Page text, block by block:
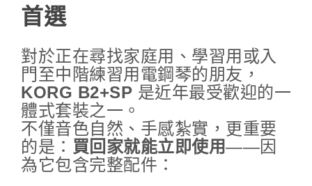
首選
對於正在尋找家庭用、學習用或入
門至中階練習用電鋼琴的朋友，
KORG B2+SP 是近年最受歡迎的一
體式套裝之一。
不僅音色自然、手感紮實，更重要
的是： 買回家就能立即使用——因
為它包含完整配件：